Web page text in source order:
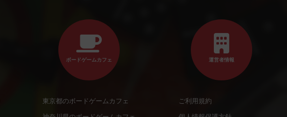
ボードゲームカフェ
東京都のボードゲームカフェ
運営者情報
ご利用規約